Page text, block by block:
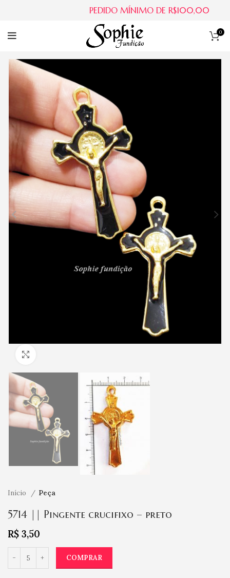
0
Início Peça
5714 || Pingente crucifixo – preto
R$ 3,50
COMPRAR
PEDIDO MÍNIMO DE R$100,00